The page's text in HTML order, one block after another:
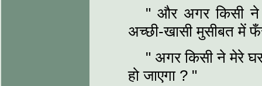
" और अगर किसी ने
अच्छी-खासी मुसीबत में
" अगर किसी ने मेरे घर
हो जाएगा ? "